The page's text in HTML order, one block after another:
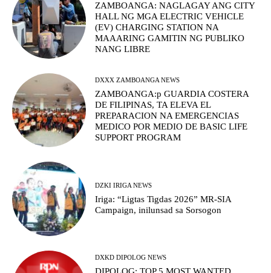
ZAMBOANGA: NAGLAGAY ANG CITY
HALL NG MGA ELECTRIC VEHICLE
(EV) CHARGING STATION NA
MAAARING GAMITIN NG PUBLIKO
NANG LIBRE
DXXX ZAMBOANGA NEWS
ZAMBOANGA:p GUARDIA COSTERA
DE FILIPINAS, TA ELEVA EL
PREPARACION NA EMERGENCIAS
MEDICO POR MEDIO DE BASIC LIFE
SUPPORT PROGRAM
DZKI IRIGA NEWS
Iriga: “Ligtas Tigdas 2026” MR-SIA
Campaign, inilunsad sa Sorsogon
DXKD DIPOLOG NEWS